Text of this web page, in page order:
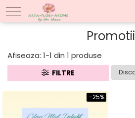
Tablouri cu flori presate
Tablouri personalizate
Promotii
Afiseaza: 1-1 din 1 produse
FILTRE
-25%